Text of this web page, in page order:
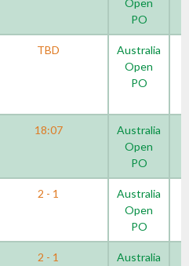
Open
PO
TBD
Australia
Open
PO
18:07
Australia
Open
PO
2 - 1
Australia
Open
PO
2 - 1
Australia